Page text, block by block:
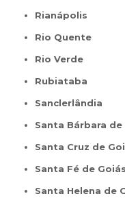
Rianápolis
Rio Quente
Rio Verde
Rubiataba
Sanclerlândia
Santa Bárbara
Santa Cruz de
Santa Fé de Goiás
Santa Helena de